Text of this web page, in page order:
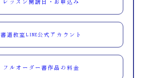
レッスン開講日・お申込み
書道教室LINE公式アカウント
フルオーダー書作品の料金